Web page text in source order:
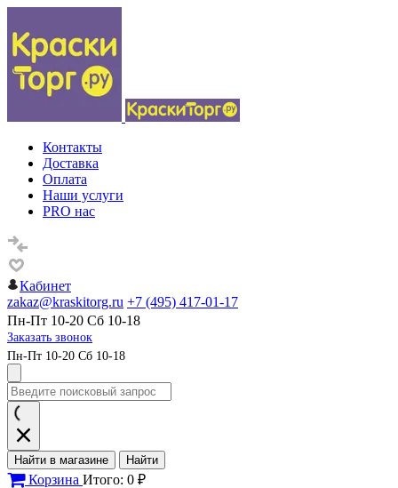
Контакты
Доставка
Оплата
Наши услуги
PRO нас
Кабинет
zakaz@kraskitorg.ru +7 (495) 417-01-17
Пн-Пт 10-20 Сб 10-18
Заказать звонок
Пн-Пт 10-20 Сб 10-18
Найти в магазине Найти
Корзина Итого: 0 ₽